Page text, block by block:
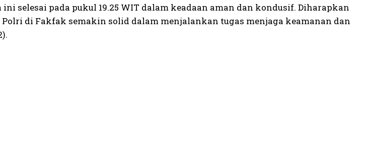
ini selesai pada pukul 19.25 WIT dalam keadaan aman dan kondusif. Diharapkan
di Fakfak semakin solid dalam menjalankan tugas menjaga keamanan dan